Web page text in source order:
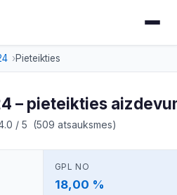
Pieteikties
– pieteikties
/ 5 (509 atsauksmes)
GPL NO
18,00 %